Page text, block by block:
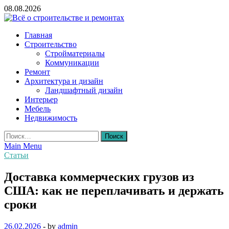
Skip
to
08.08.2026
Всё о строительстве и ремонтах
Главная
Строительство
Стройматериалы
Коммуникации
Ремонт
Архитектура и дизайн
Ландшафтный дизайн
Интерьер
Мебель
Недвижимость
Найти:
Main Menu
Статьи
Доставка коммерческих грузов из
США: как не переплачивать и держать
сроки
26.02.2026 - by admin